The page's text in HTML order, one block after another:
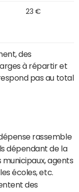
23 €
des
à répartir et
pas au total
rassemble
dépendant de la
municipaux, agents
écoles, etc.
des